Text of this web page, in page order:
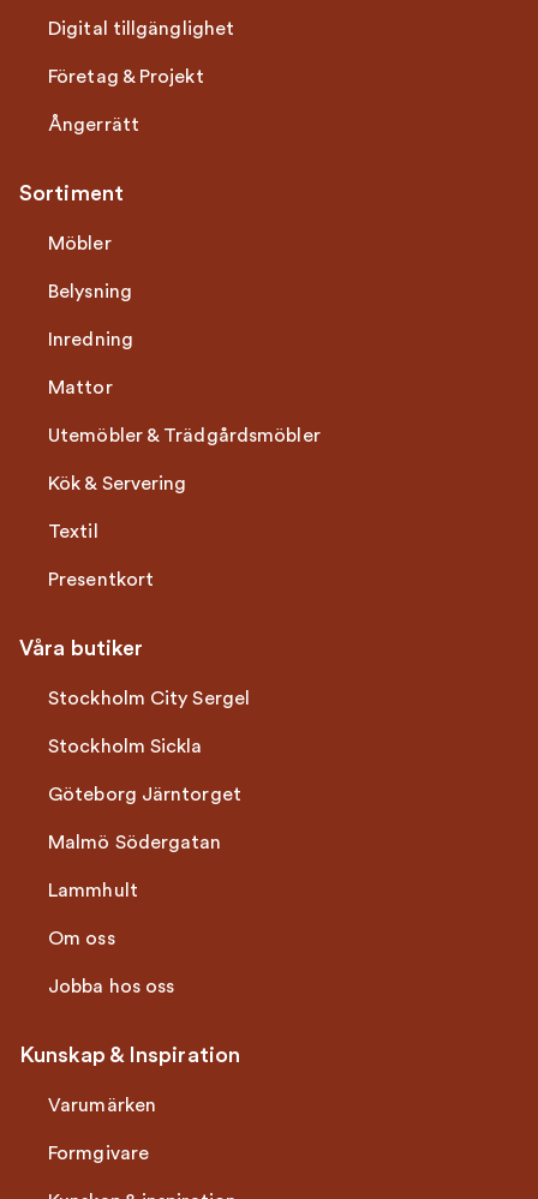
Digital tillgänglighet
Företag & Projekt
Ångerrätt
Sortiment
Möbler
Belysning
Inredning
Mattor
Utemöbler & Trädgårdsmöbler
Kök & Servering
Textil
Presentkort
Våra butiker
Stockholm City Sergel
Stockholm Sickla
Göteborg Järntorget
Malmö Södergatan
Lammhult
Om oss
Jobba hos oss
Kunskap & Inspiration
Varumärken
Formgivare